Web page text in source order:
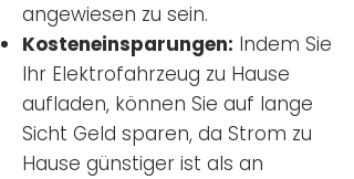
angewiesen zu sein.
Kosteneinsparungen: Indem Sie
Ihr Elektrofahrzeug zu Hause
aufladen, können Sie auf lange
Sicht Geld sparen, da Strom zu
Hause günstiger ist als an